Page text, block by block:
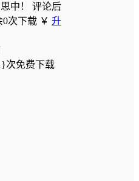
中！ 评论后
0次下载 ￥ 升
次免费下载